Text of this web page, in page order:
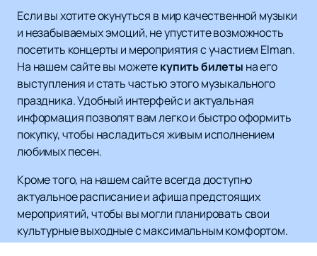
Если вы хотите окунуться в мир качественной музыки
и незабываемых эмоций, не упустите возможность
посетить концерты и мероприятия с участием Elman.
На нашем сайте вы можетекупить билеты на его
выступления и стать частью этого музыкального
праздника. Удобный интерфейс и актуальная
информация позволят вам легко и быстро оформить
покупку, чтобы насладиться живым исполнением
любимых песен.
Кроме того, на нашем сайте всегда доступно
актуальное расписание и афиша предстоящих
мероприятий, чтобы вы могли планировать свои
культурные выходные с максимальным комфортом.
Не упустите шанс увидеть и услышать Elman вживую